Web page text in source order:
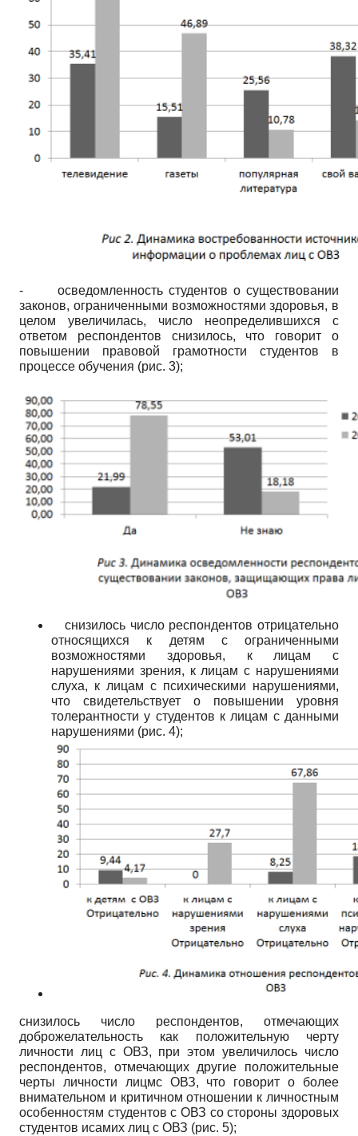
- осведомленность студентов о существовании
законов, ограниченными возможностями здоровья, в
целом увеличилась, число неопределившихся с
ответом респондентов снизилось, что говорит о
повышении правовой грамотности студентов в
процессе обучения (рис. 3);
снизилось число респондентов отрицательно
относящихся к детям с ограниченными
возможностями здоровья, к лицам с
нарушениями зрения, к лицам с нарушениями
слуха, к лицам с психическими нарушениями,
что свидетельствует о повышении уровня
толерантности у студентов к лицам с данными
нарушениями (рис. 4);
снизилось число респондентов, отмечающих
доброжелательность как положительную черту
личности лиц с ОВЗ, при этом увеличилось число
респондентов, отмечающих другие положительные
черты личности лицмс ОВЗ, что говорит о более
внимательном и критичном отношении к личностным
особенностям студентов с ОВЗ со стороны здоровых
студентов исамих лиц с ОВЗ (рис. 5);